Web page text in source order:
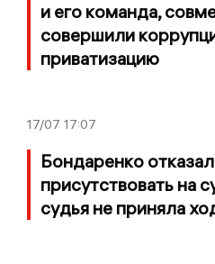
и его команда,
совершили
приватизацию
17/07 17:07
Бондаренко
присутствовать на
судья не приняла